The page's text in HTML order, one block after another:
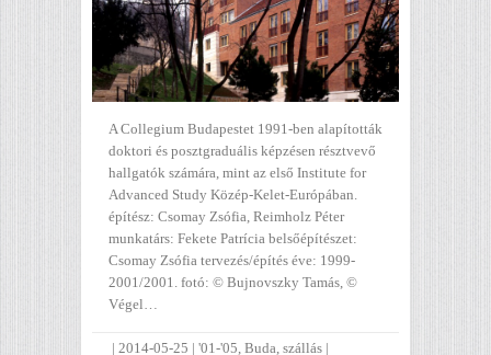
A Collegium Budapestet 1991-ben alapították
doktori és posztgraduális képzésen résztvevő
hallgatók számára, mint az első Institute for
Advanced Study Közép-Kelet-Európában.
építész: Csomay Zsófia, Reimholz Péter
munkatárs: Fekete Patrícia belsőépítészet:
Csomay Zsófia tervezés/építés éve: 1999-
2001/2001. fotó: © Bujnovszky Tamás, ©
Végel…
| 2014-05-25 | '01-'05, Buda, szállás |